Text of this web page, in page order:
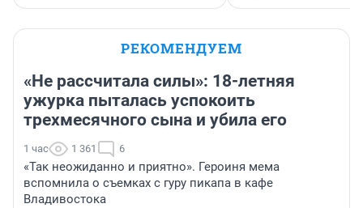
РЕКОМЕНДУЕМ
«Не рассчитала силы»: 18-летняя
ужурка пыталась успокоить
трехмесячного сына и убила его
1 час 1 361 6
«Так неожиданно и приятно». Героиня мема
вспомнила о съемках с гуру пикапа в кафе
Владивостока